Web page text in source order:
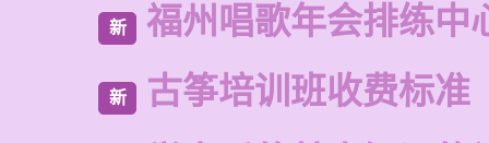
新 福州唱歌年会排练中
新 古筝培训班收费标准